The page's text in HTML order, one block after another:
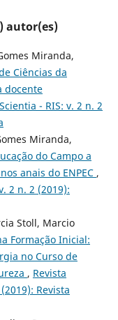
autor(es)
Miranda,
Ciências da
docente
- RIS: v. 2 n. 2
Miranda,
do Campo a
anais do ENPEC ,
2 n. 2 (2019):
Stoll, Marcio
Formação Inicial:
no Curso de
, Revista
Revista